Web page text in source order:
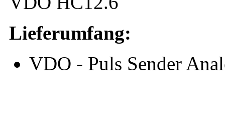
Lieferumfang:
VDO - Puls Sender